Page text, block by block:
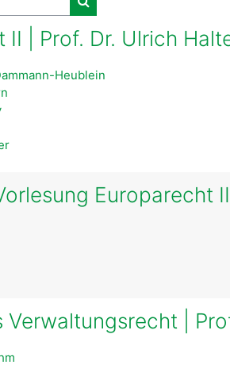
Kurse suchen
II | Prof. Dr. Ulrich
Heublein
Europarecht
Verwaltungsrecht |